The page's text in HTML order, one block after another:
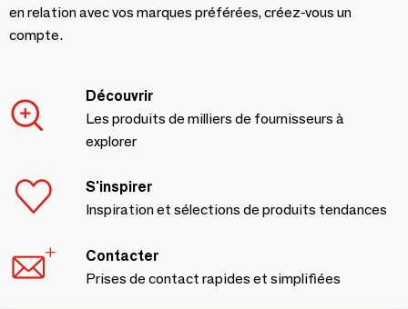
en relation avec vos marques préférées, créez-vous un
compte.
Découvrir
Les produits de milliers de fournisseurs à
explorer
S'inspirer
Inspiration et sélections de produits tendances
Contacter
Prises de contact rapides et simplifiées